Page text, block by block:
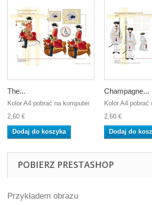
The...
Kolor A4 pobrać na komputer.
2,60 €
Dodaj do koszyka
Champagne...
Kolor A4 pobrać
2,60 €
Dodaj do
POBIERZ PRESTASHOP
Przykładem obrazu